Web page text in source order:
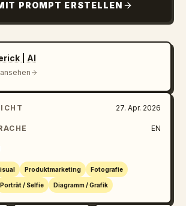
PROMPT ERSTELLEN
| AI
27. Apr. 2026
EN
Produktmarketing Fotografie
Porträt / Selfie Diagramm / Grafik